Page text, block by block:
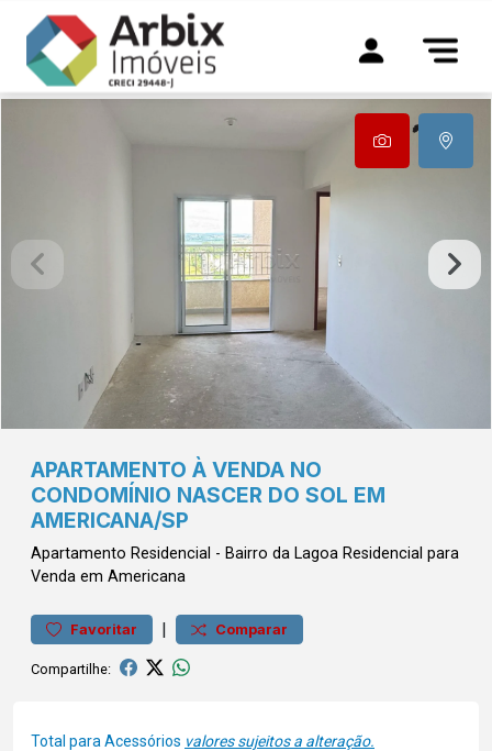
APARTAMENTO À VENDA NO
CONDOMÍNIO NASCER DO SOL EM
AMERICANA/SP
Apartamento Residencial - Bairro da Lagoa Residencial para
Venda em Americana
Favoritar | Comparar
Compartilhe:
Total para Acessórios valores sujeitos a alteração.